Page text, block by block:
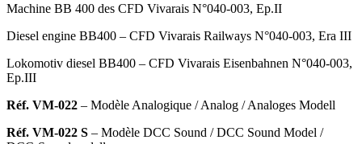
Machine BB 400 des CFD Vivarais N°040-003, Ep.II
Diesel engine BB400 – CFD Vivarais Railways N°040-003, Era III
Lokomotiv diesel BB400 – CFD Vivarais Eisenbahnen N°040-003,
Ep.III
Réf. VM-022 – Modèle Analogique / Analog / Analoges Modell
Réf. VM-022 S – Modèle DCC Sound / DCC Sound Model /